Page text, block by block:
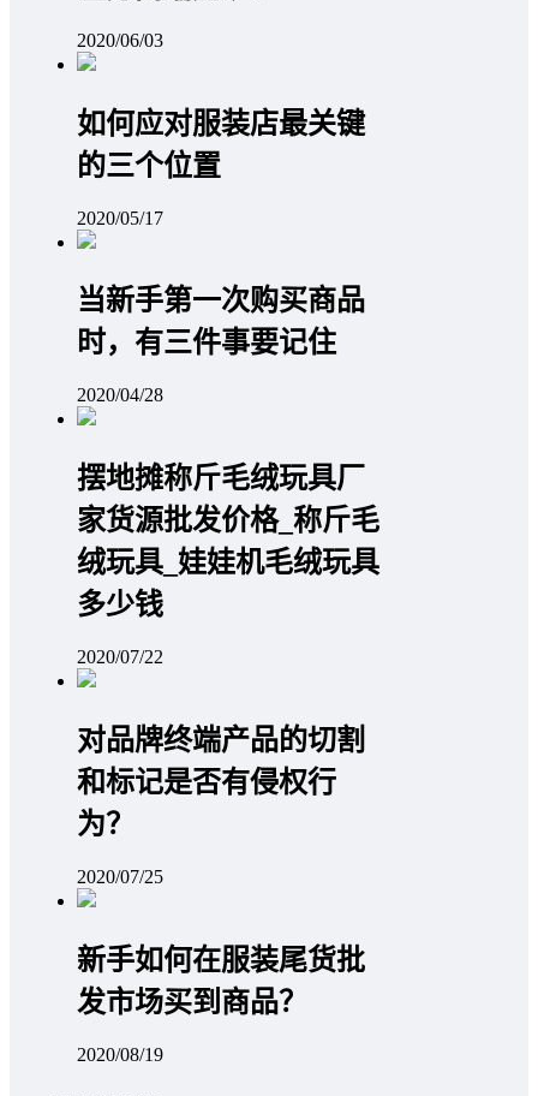
2020/06/03
如何应对服装店最关键
的三个位置
2020/05/17
当新手第一次购买商品
时，有三件事要记住
2020/04/28
摆地摊称斤毛绒玩具厂
家货源批发价格_称斤毛
绒玩具_娃娃机毛绒玩具
多少钱
2020/07/22
对品牌终端产品的切割
和标记是否有侵权行
为？
2020/07/25
新手如何在服装尾货批
发市场买到商品？
2020/08/19